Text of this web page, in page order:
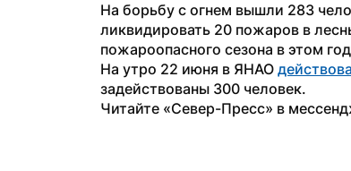
На борьбу с огнем вышли 283
ликвидировать 20 пожаров в
пожароопасного сезона в этом
На утро 22 июня в ЯНАО
задействованы 300 человек.
Читайте «Север-Пресс» в